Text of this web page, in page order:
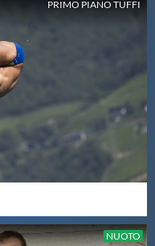
PRIMO PIANO TUFFI
NUOTO